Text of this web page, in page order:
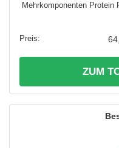
Mehrkomponenten Protein
ZUM